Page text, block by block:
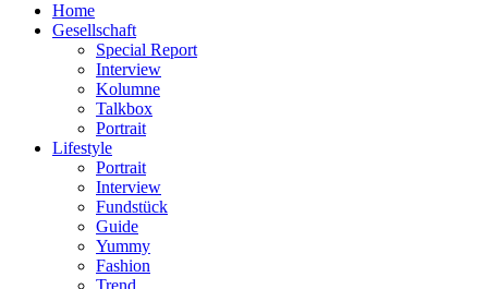
Home
Gesellschaft
Special Report
Interview
Kolumne
Talkbox
Portrait
Lifestyle
Portrait
Interview
Fundstück
Guide
Yummy
Fashion
Trend